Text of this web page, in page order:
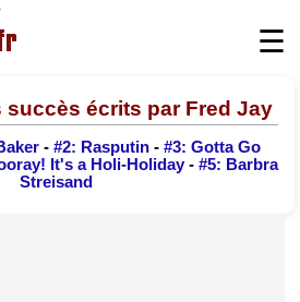
☰
écrits par Fred Jay
- #2: Rasputin - #3: Gotta Go
It's a Holi-Holiday - #5: Barbra
Streisand